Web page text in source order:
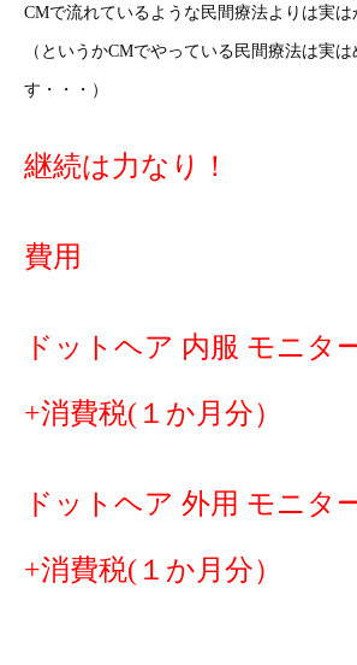
CMで流れているような民間療法よりは実
（というかCMでやっている民間療法は実
す・・・）
継続は力なり！
費用
ドットヘア 内服 モニタ
+消費税(１か月分）
ドットヘア 外用 モニタ
+消費税(１か月分）